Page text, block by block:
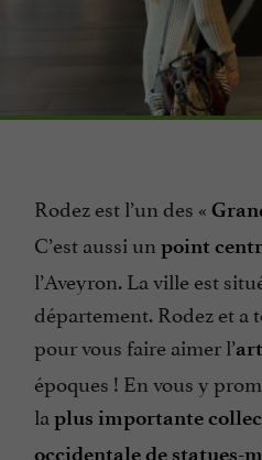
Rodez est l’un des «
C’est aussi un point
l’Aveyron. La ville est
département. Rodez et
pour vous faire aimer l’art
époques ! En vous y
la plus importante
occidentale de statues-